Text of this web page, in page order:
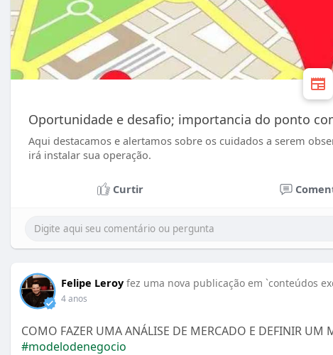
Oportunidade e desafio; importancia do ponto
Aqui destacamos e alertamos sobre os cuidados a serem
irá instalar sua operação.
Curtir
Felipe Leroy fez uma nova publicação em `conteúdos
4 anos
COMO FAZER UMA ANÁLISE DE MERCADO E DEFINIR UM
#modelodenegocio